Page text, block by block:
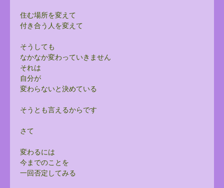
住む場所を変えて
付き合う人を変えて
そうしても
なかなか変わっていきません
それは
自分が
変わらないと決めている
そうとも言えるからです
さて
変わるには
今までのことを
一回否定してみる